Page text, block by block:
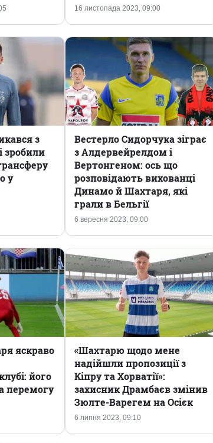
16 листопада 2023, 09:00
з
зробили
у
6 вересня 2023, 09:00
Вестерло Сидорчука зіграє
з Алдервейрелдом і
Вертонгеном: ось що
розповідають вихованці
Динамо й Шахтаря, які
грали в Бельгії
яскраво
його
перемогу
6 липня 2023, 09:10
«Шахтарю щодо мене
надійшли пропозиції з
Кіпру та Хорватії»:
захисник Драмбаєв змінив
Зюлте-Варегем на Осієк